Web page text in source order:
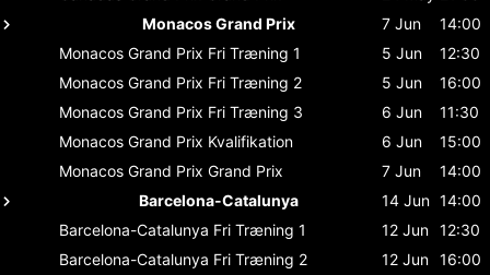
Monacos Grand Prix
7 Jun
14:00
Monacos Grand Prix Fri Træning 1 5 Jun
12:30
Monacos Grand Prix Fri Træning 2 5 Jun
16:00
Monacos Grand Prix Fri Træning 3 6 Jun
11:30
Monacos Grand Prix Kvalifikation 6 Jun
15:00
Monacos Grand Prix Grand Prix 7 Jun
14:00
Barcelona-Catalunya
14 Jun 14:00
Barcelona-Catalunya Fri Træning 1 12 Jun 12:30
Barcelona-Catalunya Fri Træning 2 12 Jun 16:00